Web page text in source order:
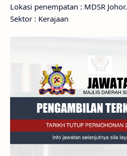
Lokasi penempatan : MDSR Johor.
Sektor : Kerajaan